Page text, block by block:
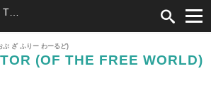
ぶ ざ ふりー わーるど)
(OF THE FREE WORLD)